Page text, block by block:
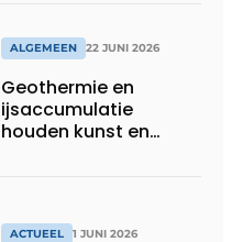
uit
ALGEMEEN 22 JUNI 2026
Geothermie en
ijsaccumulatie
houden kunst en
ACTUEEL 1 JUNI 2026